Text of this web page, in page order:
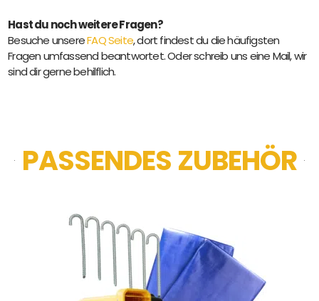
Hast du noch weitere Fragen?
Besuche unsereFAQ Seite, dort findest du die häufigsten
Fragen umfassend beantwortet. Oder schreib uns eine Mail, wir
sind dir gerne behilflich.
PASSENDES ZUBEHÖR